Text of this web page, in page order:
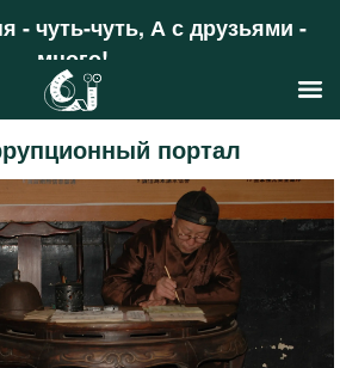
- чуть-чуть, А с друзьями -
много!
Поддержать
портал